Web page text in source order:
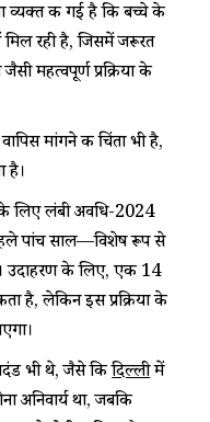
व्यक्त की गई है कि बच्चे के
मिल रही है, जिसमें जरूरत
महत्वपूर्ण प्रक्रिया के
मांगने की चिंता भी है,
है।
लिए लंबी अवधि-2024
पांच साल—विशेष रूप से
उदाहरण के लिए, एक 14
है, लेकिन इस प्रक्रिया के
भी थे, जैसे किदिल्लीमें
अनिवार्य था, जबकि